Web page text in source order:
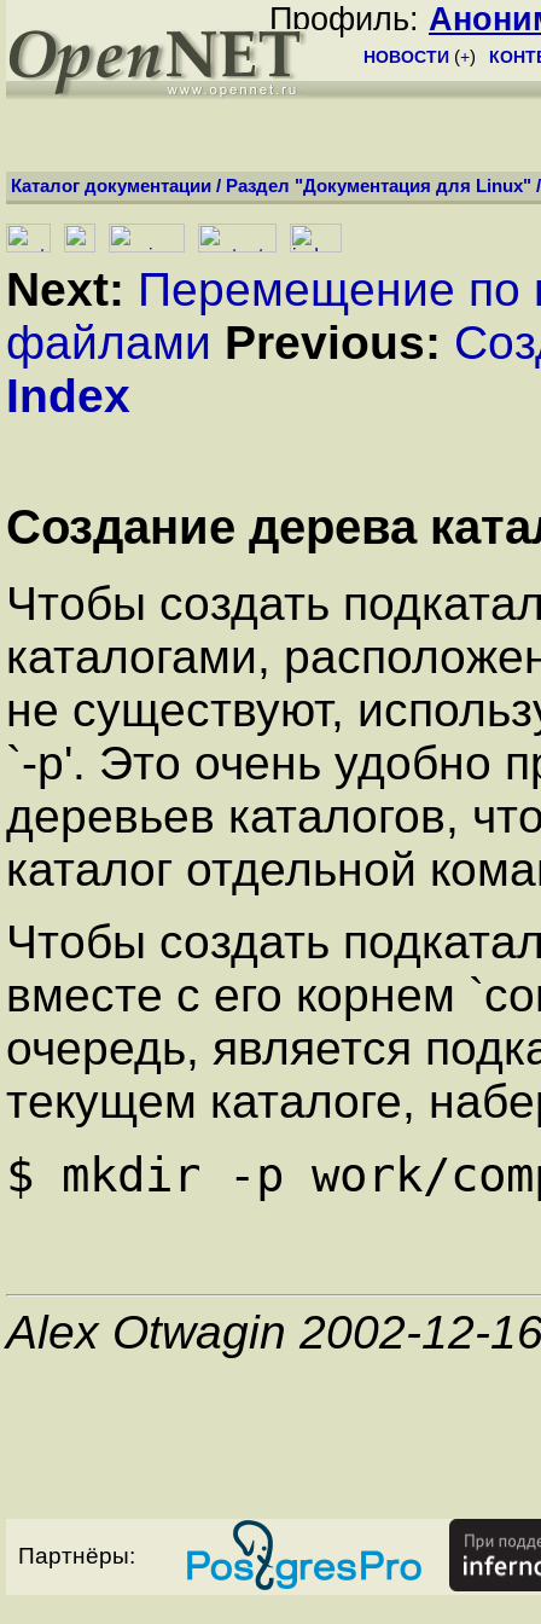
Профиль:
НОВОСТИ (+)
Каталог документации / Раздел "Документация для Linux"
Next: Перемещение по
файлами Previous:
Index
Создание дерева
Чтобы создать
каталогами,
не существуют,
`-p'. Это очень удобно
деревьев каталогов,
каталог отдельной
Чтобы создать
вместе с его корнем
очередь, является
текущем каталоге,
$ mkdir -p work/
Alex Otwagin 2002-12-
Партнёры: